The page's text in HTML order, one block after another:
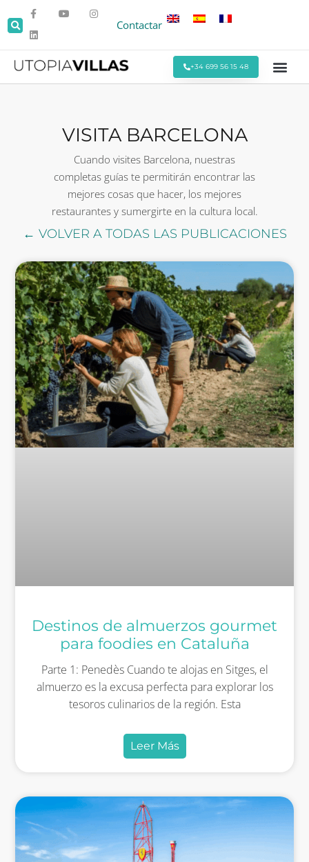
Contactar
+34 699 56 15 48
VISITA BARCELONA
Cuando visites Barcelona, nuestras
completas guías te permitirán encontrar las
mejores cosas que hacer, los mejores
restaurantes y sumergirte en la cultura local.
← VOLVER A TODAS LAS PUBLICACIONES
Destinos de almuerzos gourmet
para foodies en Cataluña
Parte 1: Penedès Cuando te alojas en Sitges, el
almuerzo es la excusa perfecta para explorar los
tesoros culinarios de la región. Esta
Leer Más